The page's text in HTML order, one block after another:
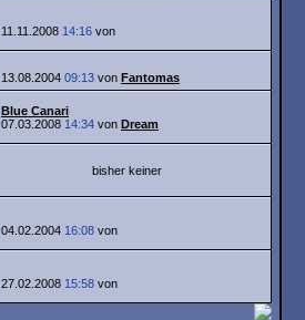
11.11.2008 14:16 von
13.08.2004 09:13 von Fantomas
Blue Canari
07.03.2008 14:34 von Dream
bisher keiner
04.02.2004 16:08 von
27.02.2008 15:58 von